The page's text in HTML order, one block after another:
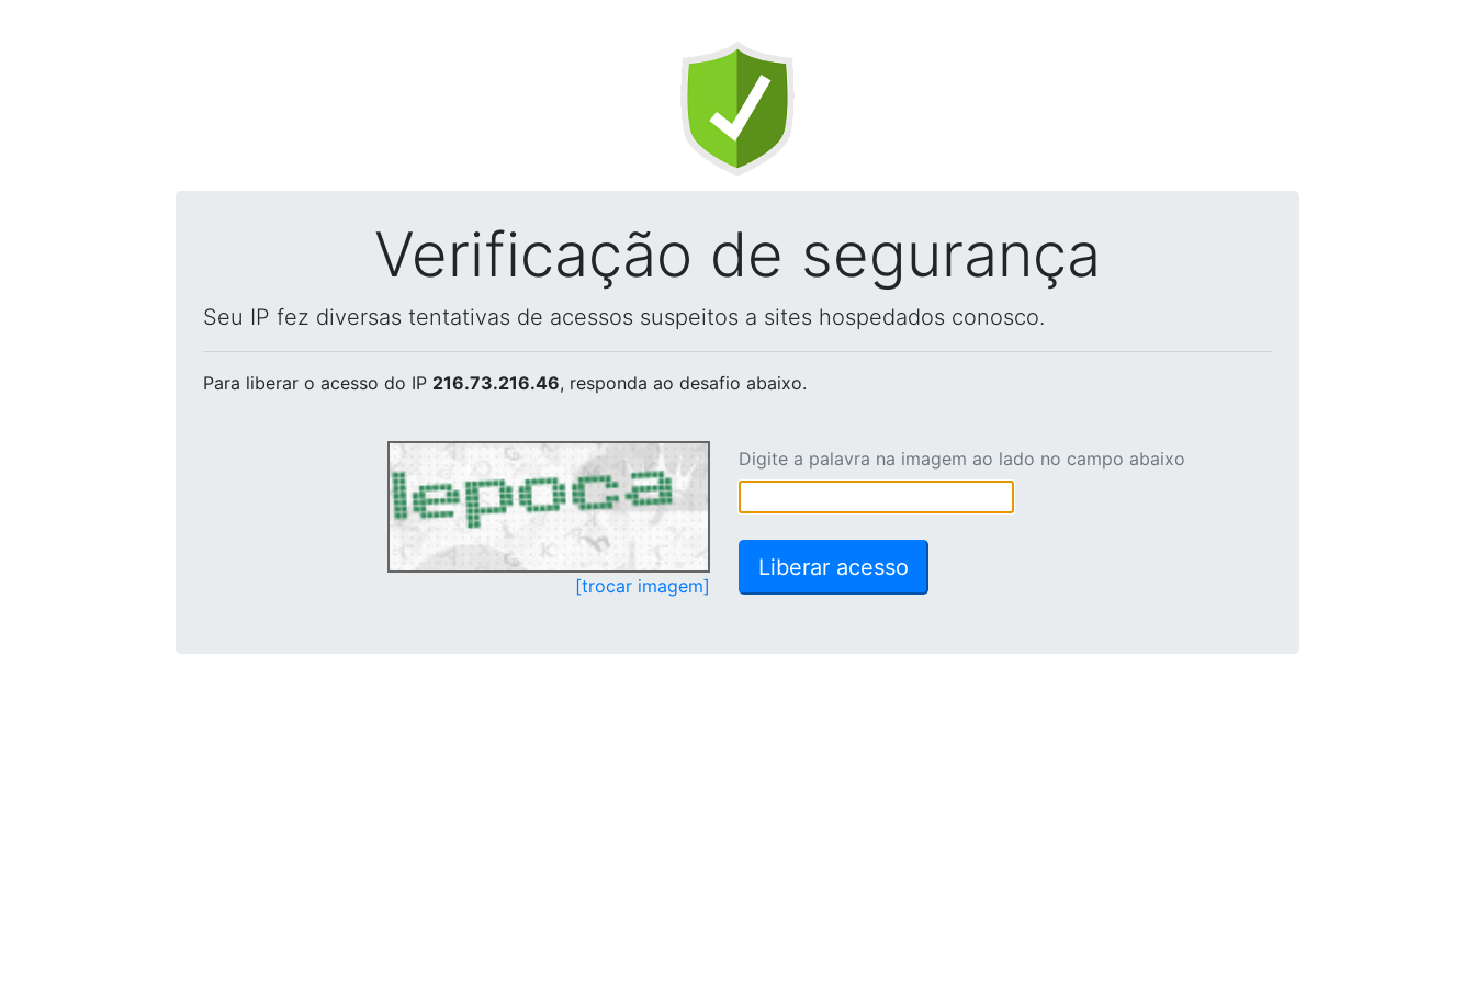
Verificação de segurança
Seu IP fez diversas tentativas de acessos suspeitos a sites hospedados conosco.
Para liberar o acesso do IP 216.73.216.46, responda ao desafio abaixo.
[trocar imagem]
Digite a palavra na imagem ao lado no campo abaixo